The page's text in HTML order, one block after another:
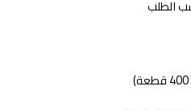
الطلب